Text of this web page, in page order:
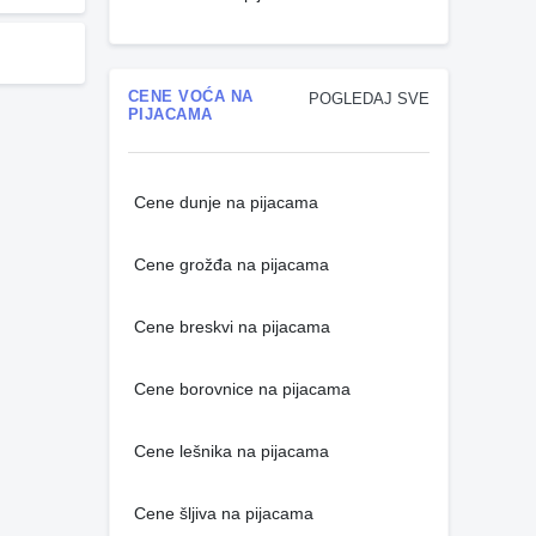
POGLEDAJ SVE
CENE VOĆA NA
PIJACAMA
Cene dunje na pijacama
Cene grožđa na pijacama
Cene breskvi na pijacama
Cene borovnice na pijacama
Cene lešnika na pijacama
Cene šljiva na pijacama